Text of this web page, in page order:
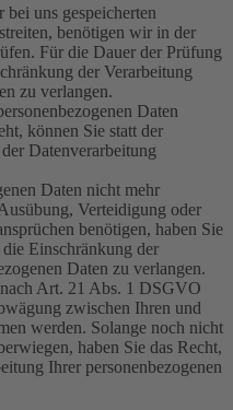
uns gespeicherten
benötigen wir in der
Für die Dauer der Prüfung
der Verarbeitung
zu verlangen.
Daten
können Sie statt der
Datenverarbeitung
Daten nicht mehr
Verteidigung oder
benötigen, haben Sie
Einschränkung der
Daten zu verlangen.
Art. 21 Abs. 1 DSGVO
zwischen Ihren und
werden. Solange noch nicht
haben Sie das Recht,
Ihrer personenbezogenen